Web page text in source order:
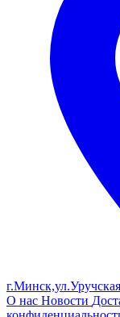
О нас Новости